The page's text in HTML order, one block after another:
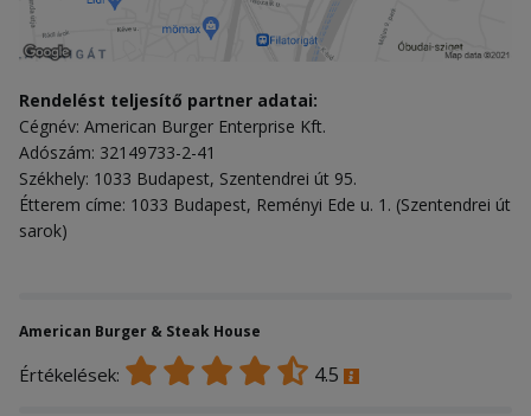
Rendelést teljesítő partner adatai:
Cégnév: American Burger Enterprise Kft.
Adószám: 32149733-2-41
Székhely: 1033 Budapest, Szentendrei út 95.
Étterem címe: 1033 Budapest, Reményi Ede u. 1. (Szentendrei út
sarok)
American Burger & Steak House
Értékelések: 4.5